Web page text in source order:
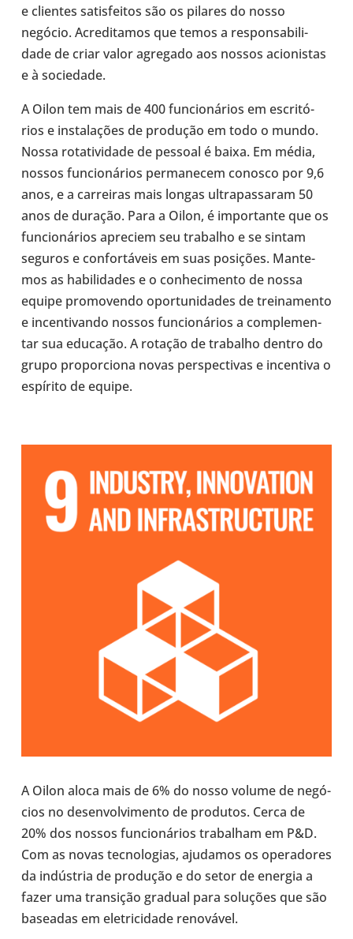
e cli­en­tes satis­fei­tos são os pilares do nosso
negócio. Acre­di­ta­mos que temos a res­pon­sa­bi­li­
dade de criar valor agre­gado aos nossos aci­o­nis­tas
e à soci­e­dade.
A Oilon tem mais de 400 fun­ci­o­ná­rios em escri­tó­
rios e ins­ta­la­ções de pro­du­ção em todo o mundo.
Nossa rota­ti­vi­dade de pessoal é baixa. Em média,
nossos fun­ci­o­ná­rios per­ma­ne­cem conosco por 9,6
anos, e a car­rei­ras mais longas ultra­pas­sa­ram 50
anos de duração. Para a Oilon, é impor­tante que os
fun­ci­o­ná­rios apre­ciem seu tra­ba­lho e se sintam
seguros e con­for­tá­veis em suas posi­ções. Man­te­
mos as habi­li­da­des e o conhe­ci­mento de nossa
equipe pro­mo­vendo opor­tu­ni­da­des de trei­na­mento
e incen­ti­vando nossos fun­ci­o­ná­rios a com­ple­men­
tar sua edu­ca­ção. A rotação de tra­ba­lho dentro do
grupo pro­por­ci­ona novas pers­pec­ti­vas e incen­tiva o
espí­rito de equipe.
A Oilon aloca mais de 6% do nosso volume de negó­
cios no desen­vol­vi­mento de pro­du­tos. Cerca de
20% dos nossos fun­ci­o­ná­rios tra­ba­lham em P&D.
Com as novas tec­no­lo­gias, aju­da­mos os ope­ra­do­res
da indús­tria de pro­du­ção e do setor de energia a
fazer uma tran­si­ção gradual para solu­ções que são
base­a­das em ele­tri­ci­dade reno­vá­vel.